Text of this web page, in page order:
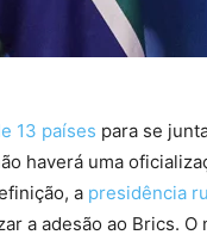
13 países para se
haverá uma
a presidência
a adesão ao Brics.